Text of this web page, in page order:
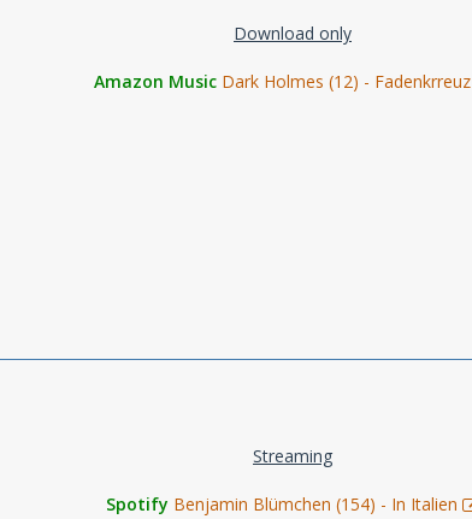
Download only
Amazon Music Dark Holmes (12) - Fadenkrreuz
Streaming
Spotify Benjamin Blümchen (154) - In Italien